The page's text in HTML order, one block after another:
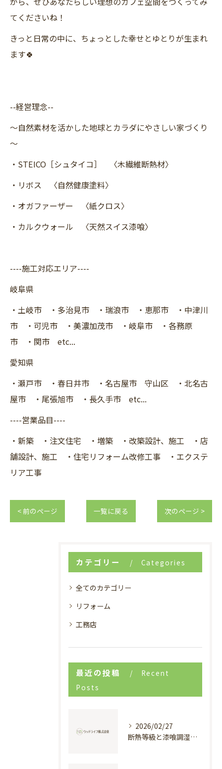
てくださいね！
きっと日常の中に、ちょっとした幸せとゆとりが生まれ
ます🍀
--経営理念--
～自然素材を活かした地球とカラダにやさしい家づくり
～
・STEICO［シュタイコ］ 〈木繊維断熱材〉
・リボス 〈自然健康塗料〉
・オガファーザー 〈紙クロス〉
・カルクウォール 〈天然スイス漆喰〉
----施工対応エリア----
岐阜県
・土岐市 ・多治見市 ・瑞浪市 ・恵那市 ・中津川
市 ・可児市 ・美濃加茂市 ・岐阜市 ・各務原
市 ・関市 etc...
愛知県
・瀬戸市 ・春日井市 ・名古屋市 守山区 ・北名古
屋市 ・尾張旭市 ・長久手市 etc...
----営業品目----
・新築 ・注文住宅 ・増築 ・改築設計、施工 ・店
舗設計、施工 ・住宅リフォーム改修工事 ・エクステ
リア工事
< 前のページ 一覧に戻る 次のページ >
カテゴリー Categories
全てのカテゴリー
リフォーム
工務店
最近の投稿
Recent
Posts
2026/02/27
断熱等級と漆喰調湿で実現する快適新築戸建て